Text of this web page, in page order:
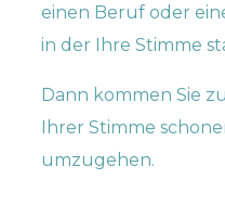
einen Beruf oder
in der Ihre Stimme
Dann kommen Sie
Ihrer Stimme
umzugehen.